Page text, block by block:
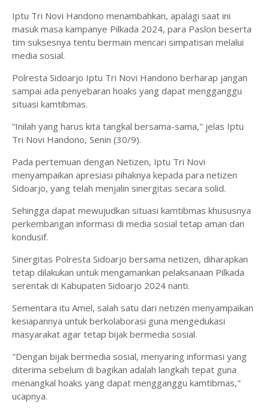
Iptu Tri Novi Handono menambahkan, apalagi saat ini
masuk masa kampanye Pilkada 2024, para Paslon beserta
tim suksesnya tentu bermain mencari simpatisan melalui
media sosial.
Polresta Sidoarjo Iptu Tri Novi Handono berharap jangan
sampai ada penyebaran hoaks yang dapat mengganggu
situasi kamtibmas.
“Inilah yang harus kita tangkal bersama-sama," jelas Iptu
Tri Novi Handono, Senin (30/9).
Pada pertemuan dengan Netizen, Iptu Tri Novi
menyampaikan apresiasi pihaknya kepada para netizen
Sidoarjo, yang telah menjalin sinergitas secara solid.
Sehingga dapat mewujudkan situasi kamtibmas khususnya
perkembangan informasi di media sosial tetap aman dan
kondusif.
Sinergitas Polresta Sidoarjo bersama netizen, diharapkan
tetap dilakukan untuk mengamankan pelaksanaan Pilkada
serentak di Kabupaten Sidoarjo 2024 nanti.
Sementara itu Amel, salah satu dari netizen menyampaikan
kesiapannya untuk berkolaborasi guna mengedukasi
masyarakat agar tetap bijak bermedia sosial.
"Dengan bijak bermedia sosial, menyaring informasi yang
diterima sebelum di bagikan adalah langkah tepat guna
menangkal hoaks yang dapat mengganggu kamtibmas,"
ucapnya.